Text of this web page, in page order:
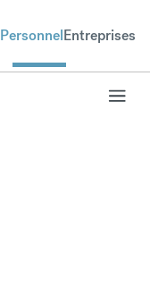
PersonnelEntreprises